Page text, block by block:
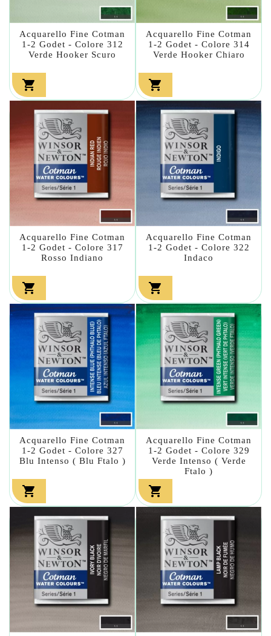
Acquarello Fine Cotman
1-2 Godet - Colore 312
Verde Hooker Scuro

Acquarello Fine Cotman
1-2 Godet - Colore 314
Verde Hooker Chiaro

Acquarello Fine Cotman
1-2 Godet - Colore 317
Rosso Indiano

Acquarello Fine Cotman
1-2 Godet - Colore 322
Indaco

Acquarello Fine Cotman
1-2 Godet - Colore 327
Blu Intenso ( Blu Ftalo )

Acquarello Fine Cotman
1-2 Godet - Colore 329
Verde Intenso ( Verde
Ftalo )
